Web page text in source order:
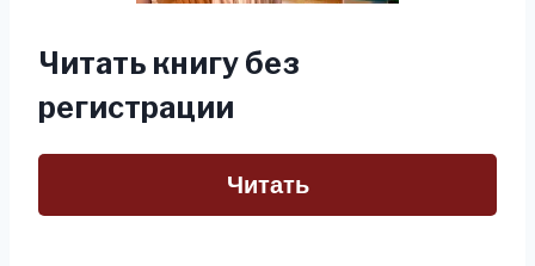
Читать книгу без
регистрации
Читать